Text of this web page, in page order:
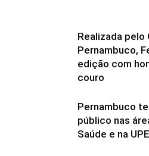
Realizada pelo
Pernambuco,
edição com
couro
Pernambuco
público nas
Saúde e na UPE